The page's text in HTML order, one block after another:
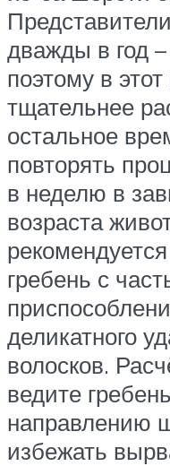
дважды в год
поэтому в
тщательнее
остальное
повторять
в неделю в
возраста
гребень с
деликатного
волосков.
ведите
направлению
избежать